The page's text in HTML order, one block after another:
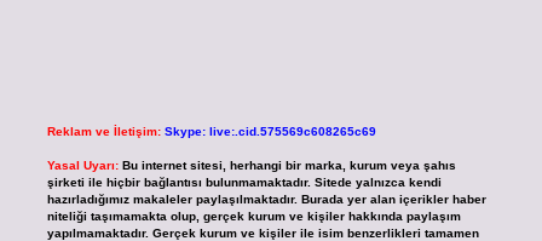
Reklam ve İletişim: Skype: live:.cid.575569c608265c69
Yasal Uyarı: Bu internet sitesi, herhangi bir marka, kurum veya şahıs
şirketi ile hiçbir bağlantısı bulunmamaktadır. Sitede yalnızca kendi
hazırladığımız makaleler paylaşılmaktadır. Burada yer alan içerikler haber
niteliği taşımamakta olup, gerçek kurum ve kişiler hakkında paylaşım
yapılmamaktadır. Gerçek kurum ve kişiler ile isim benzerlikleri tamamen